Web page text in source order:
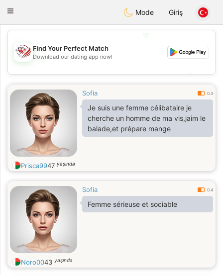
Dating
Toggle
Mode Giriş
💖
💕
Find Your Perfect Match
Download our dating app now!
Sofia 0.3
Je suis une femme célibataire je
cherche un homme de ma vis,jaim le
balade,et prépare mange
Prisca9947 yaşında
Sofia 0.4
Femme sérieuse et sociable
Noro0043 yaşında